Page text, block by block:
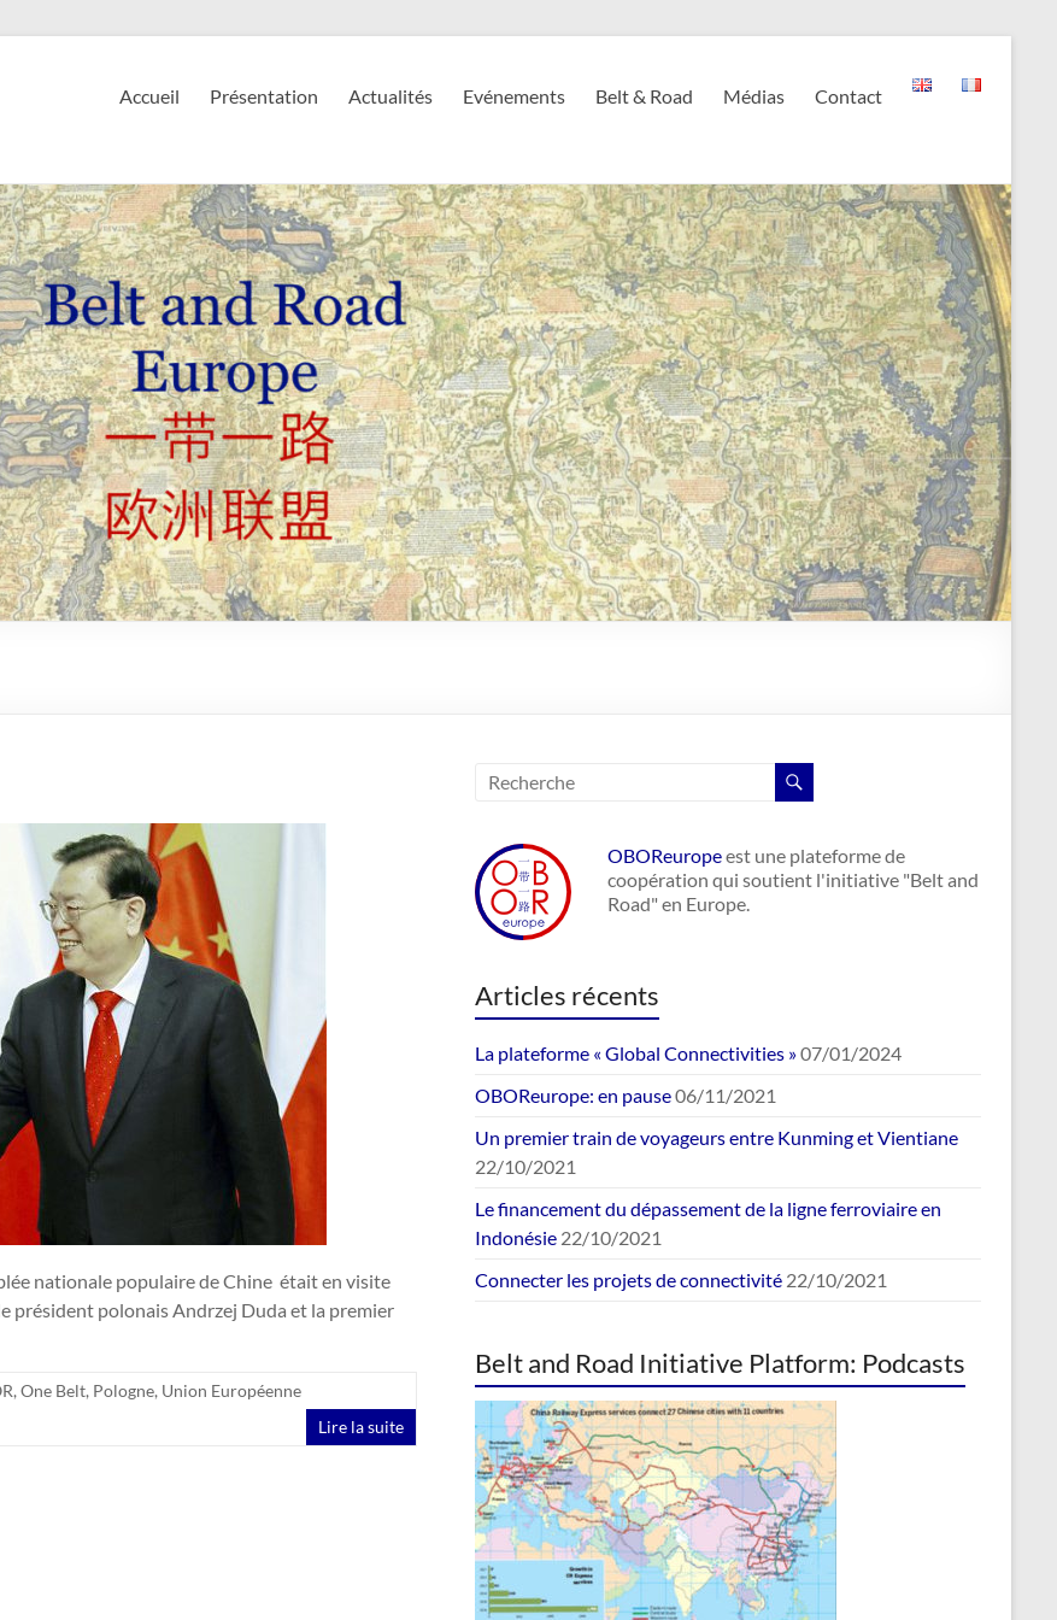
Accueil Présentation Actualités Evénements Belt & Road Médias Contact
nationale populaire de Chine était en visite
président polonais Andrzej Duda et la premier
, One Belt, Pologne, Union Européenne
Lire la suite
OBOReuropeest une plateforme de
coopération qui soutient l'initiative "Belt and
Road" en Europe.
Articles récents
La plateforme « Global Connectivities »07/01/2024
OBOReurope: en pause06/11/2021
Un premier train de voyageurs entre Kunming et Vientiane
22/10/2021
Le financement du dépassement de la ligne ferroviaire en
Indonésie 22/10/2021
Connecter les projets de connectivité 22/10/2021
Belt and Road Initiative Platform: Podcasts